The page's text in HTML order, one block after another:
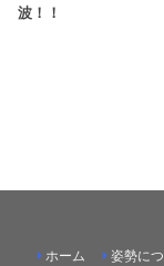
波！！
ホーム 姿勢に